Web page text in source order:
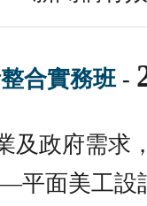
合實務班-
及政府需求
平面美工設